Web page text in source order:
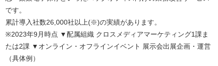
です。
累計導入社数26,000社以上(※)の実績があります。
※2023年9月時点 ▼配属組織 クロスメディアマーケティング1課ま
たは2課 ▼オンライン・オフラインイベント 展示会出展企画・運営
（具体例）